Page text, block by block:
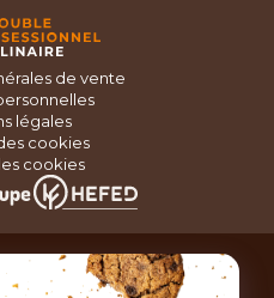
de vente
légales
cookies
cookies
cuisine pour concocter de
d’un grand chef ?